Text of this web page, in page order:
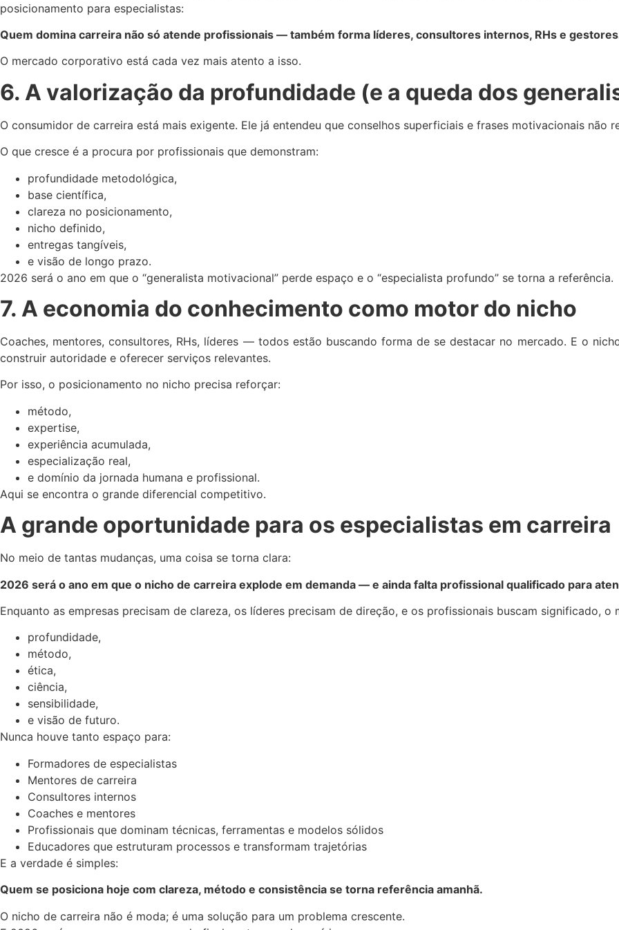
posicionamento para especialistas:
Quem domina carreira não só atende profissionais — também forma líderes, consultores internos, RHs e
O mercado corporativo está cada vez mais atento a isso.
6. A valorização da profundidade (e a queda dos
O consumidor de carreira está mais exigente. Ele já entendeu que conselhos superficiais e frases motivacionais não
O que cresce é a procura por profissionais que demonstram:
profundidade metodológica,
base científica,
clareza no posicionamento,
nicho definido,
entregas tangíveis,
e visão de longo prazo.
2026 será o ano em que o “generalista motivacional” perde espaço e o “especialista profundo” se torna a referência.
7. A economia do conhecimento como motor do nicho
Coaches, mentores, consultores, RHs, líderes — todos estão buscando forma de se destacar no mercado. E o
construir autoridade e oferecer serviços relevantes.
Por isso, o posicionamento no nicho precisa reforçar:
método,
expertise,
experiência acumulada,
especialização real,
e domínio da jornada humana e profissional.
Aqui se encontra o grande diferencial competitivo.
A grande oportunidade para os especialistas em carreira
No meio de tantas mudanças, uma coisa se torna clara:
2026 será o ano em que o nicho de carreira explode em demanda — e ainda falta profissional qualificado para
Enquanto as empresas precisam de clareza, os líderes precisam de direção, e os profissionais buscam significado,
profundidade,
método,
ética,
ciência,
sensibilidade,
e visão de futuro.
Nunca houve tanto espaço para:
Formadores de especialistas
Mentores de carreira
Consultores internos
Coaches e mentores
Profissionais que dominam técnicas, ferramentas e modelos sólidos
Educadores que estruturam processos e transformam trajetórias
E a verdade é simples:
Quem se posiciona hoje com clareza, método e consistência se torna referência amanhã.
O nicho de carreira não é moda; é uma solução para um problema crescente.